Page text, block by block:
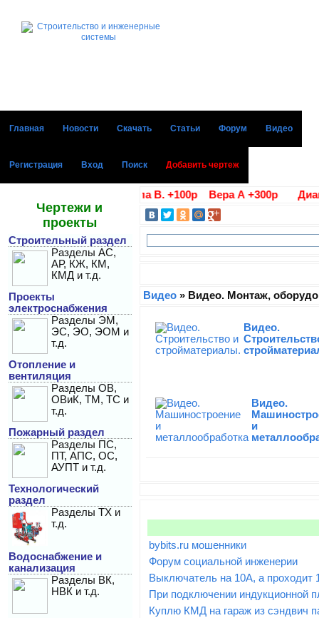
Главная Новости Скачать Статьи Форум Видео
Регистрация Вход Поиск Добавить чертеж
Чертежи и
проекты
Строительный раздел
Разделы АС,
АР, КЖ, КМ,
КМД и т.д.
Проекты
электроснабжения
Разделы ЭМ,
ЭС, ЭО, ЭОМ и
т.д.
Отопление и
вентиляция
Разделы ОВ,
ОВиК, ТМ, ТС и
т.д.
Пожарный раздел
Разделы ПС,
ПТ, АПС, ОС,
АУПТ и т.д.
Технологический
раздел
Разделы ТХ и
т.д.
Водоснабжение и
канализация
Разделы ВК,
НВК и т.д.
благодарности Алла В. +100р Вера А +300р Диана
Видео » Видео. Монтаж,
Видео.
Видео.
и
bybits.ru мошенники
Форум социальной инженерии
Выключатель на 10А, а проходит
При подключении индукционной
Куплю КМД на гараж из сэндвич